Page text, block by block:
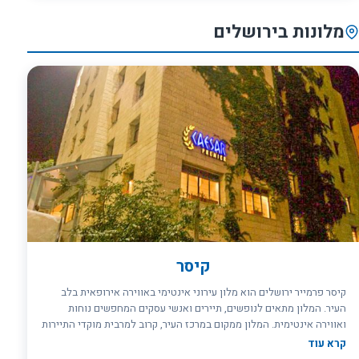
המותאמות לכל גיל ישלימו את הנאתכם. מלון קיסר פרמייר טבריה הינו
מלון ללא עישון.
מלונות בירושלים
קיסר
קיסר פרמייר ירושלים הוא מלון עירוני אינטימי באווירה אירופאית בלב
העיר. המלון מתאים לנופשים, תיירים ואנשי עסקים המחפשים נוחות
ואווירה אינטימית. המלון ממקום במרכז העיר, קרוב למרבית מוקדי התיירות
של ירושלים, במרחק הליכה קצר למרכז הקונגרסים "בנייני האומה" והתחנה
קרא עוד